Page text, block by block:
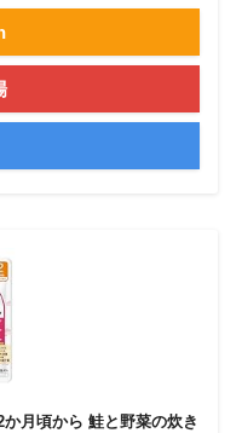
月頃から 鮭と野菜の炊き